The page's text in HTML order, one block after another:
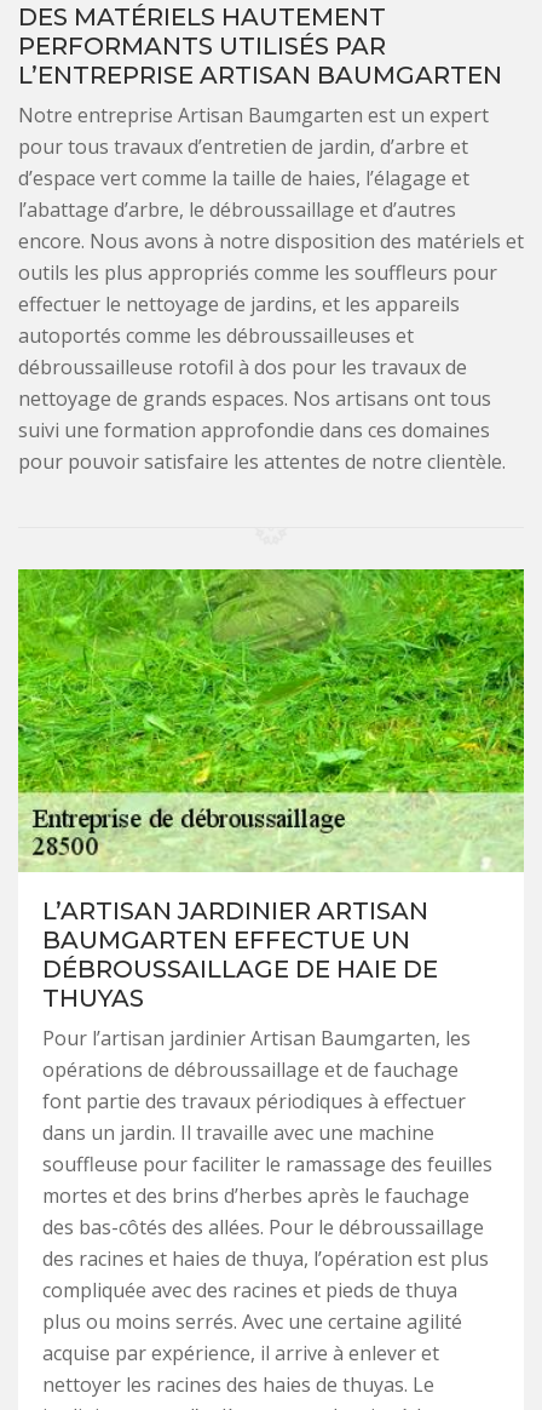
DES MATÉRIELS HAUTEMENT
PERFORMANTS UTILISÉS PAR
L’ENTREPRISE ARTISAN BAUMGARTEN
Notre entreprise Artisan Baumgarten est un expert
pour tous travaux d’entretien de jardin, d’arbre et
d’espace vert comme la taille de haies, l’élagage et
l’abattage d’arbre, le débroussaillage et d’autres
encore. Nous avons à notre disposition des matériels et
outils les plus appropriés comme les souffleurs pour
effectuer le nettoyage de jardins, et les appareils
autoportés comme les débroussailleuses et
débroussailleuse rotofil à dos pour les travaux de
nettoyage de grands espaces. Nos artisans ont tous
suivi une formation approfondie dans ces domaines
pour pouvoir satisfaire les attentes de notre clientèle.
L’ARTISAN JARDINIER ARTISAN
BAUMGARTEN EFFECTUE UN
DÉBROUSSAILLAGE DE HAIE DE
THUYAS
Pour l’artisan jardinier Artisan Baumgarten, les
opérations de débroussaillage et de fauchage
font partie des travaux périodiques à effectuer
dans un jardin. Il travaille avec une machine
souffleuse pour faciliter le ramassage des feuilles
mortes et des brins d’herbes après le fauchage
des bas-côtés des allées. Pour le débroussaillage
des racines et haies de thuya, l’opération est plus
compliquée avec des racines et pieds de thuya
plus ou moins serrés. Avec une certaine agilité
acquise par expérience, il arrive à enlever et
nettoyer les racines des haies de thuyas. Le